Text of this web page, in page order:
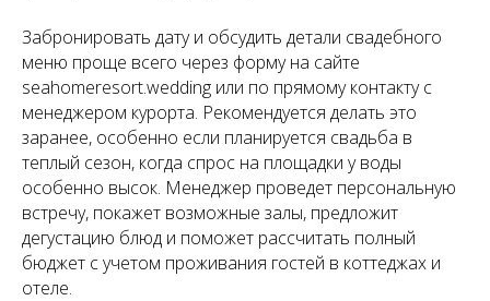
Забронировать дату и обсудить детали свадебного
меню проще всего через форму на сайте
seahomeresort.wedding или по прямому контакту с
менеджером курорта. Рекомендуется делать это
заранее, особенно если планируется свадьба в
теплый сезон, когда спрос на площадки у воды
особенно высок. Менеджер проведет персональную
встречу, покажет возможные залы, предложит
дегустацию блюд и поможет рассчитать полный
бюджет с учетом проживания гостей в коттеджах и
отеле.